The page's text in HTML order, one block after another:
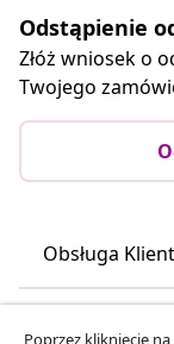
Odstąpienie
Złóż wniosek o
Twojego
Obsługa
Poprzez kliknięcie